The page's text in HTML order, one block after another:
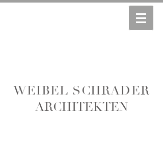
WEIBEL SCHRADER
ARCHITEKTEN